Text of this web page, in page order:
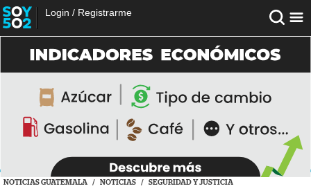
Login / Registrarme
NOTICIAS GUATEMALA / NOTICIAS / SEGURIDAD Y JUSTICIA